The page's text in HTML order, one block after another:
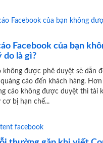
Facebook của bạn
do là gì?
không được phê duyệt sẽ dẫn
cáo đến khách hàng.
cáo không được duyệt thì tài
cơ bị hạn chế...